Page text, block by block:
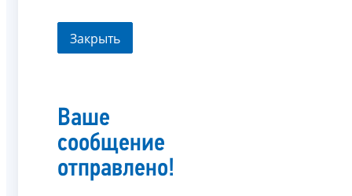
Закрыть
Ваше
сообщение
отправлено!